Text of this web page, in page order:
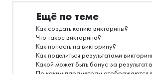
Ещё по теме
Как создать копию викторины?
Что такое викторина?
Как попасть на викторину?
Как поделиться результатами
Какой может быть бонус за результат